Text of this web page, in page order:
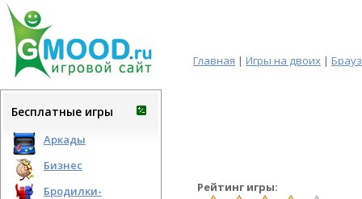
Главная | Игры на двоих |
Бесплатные игры
Аркады
Бизнес
Бродилки-
Рейтинг игры: